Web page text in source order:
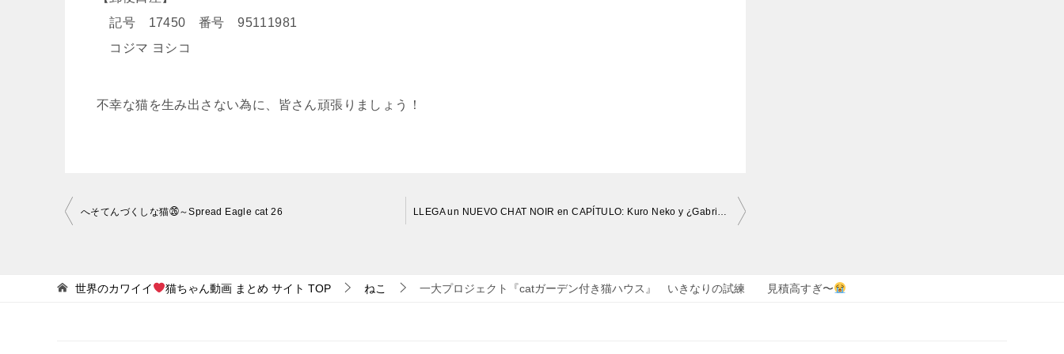
記号 17450 番号 95111981
コジマ ヨシコ
不幸な猫を生み出さない為に、皆さん頑張りましょう！
投
ビ
へそてんづくしな猫㉖～Spread Eagle cat 26 LLEGA un NUEVO CHAT NOIR en CAPÍTULO: Kuro Neko y ¿Gabriel OLVIDA a Emilie?
世界のカワイイ 猫ちゃん動画 まとめ サイト TOP ねこ 一大プロジェクト『catガーデン付き猫ハウス』 いきなりの試練 見積高すぎ〜